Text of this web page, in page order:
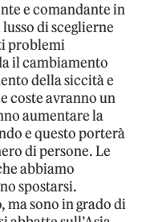
e comandante in
di sceglierne
problemi
il cambiamento
della siccità e
coste avranno un
aumentare la
e questo porterà
di persone. Le
abbiamo
spostarsi.
ma sono in grado di